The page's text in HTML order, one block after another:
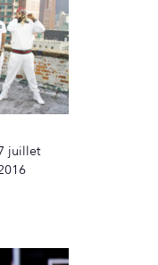
juillet